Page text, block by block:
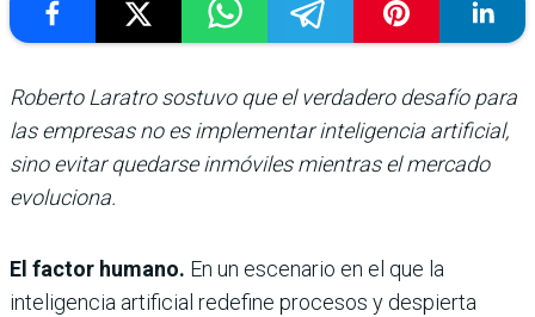
Roberto Laratro sostuvo que el verdadero desafío para
las empresas no es implementar inteligencia artificial,
sino evitar quedarse inmóviles mientras el mercado
evoluciona.
El factor humano. En un escenario en el que la
inteligencia artificial redefine procesos y despierta